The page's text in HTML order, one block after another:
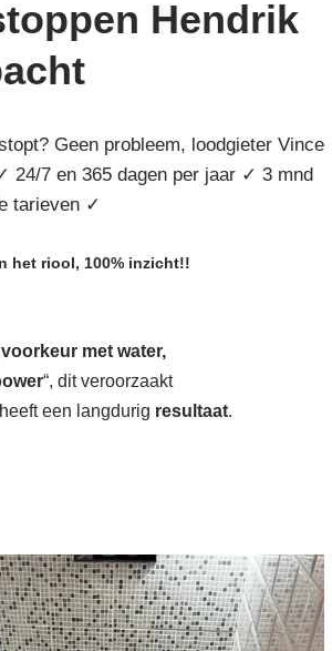
Hendrik
Geen probleem, loodgieter Vince
24/7 en 365 dagen per jaar ✓ 3 mnd
tarieven ✓
het riool, 100% inzicht!!
met water,
“, dit veroorzaakt
een langdurig resultaat.